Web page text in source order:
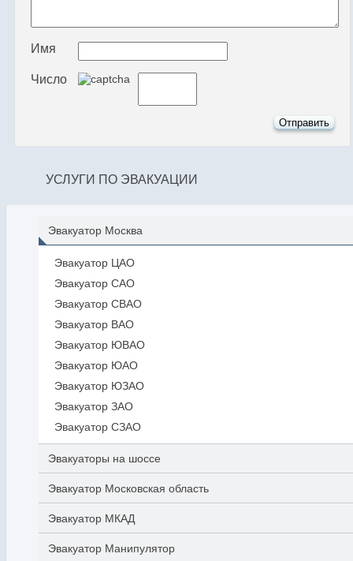
Имя
Число
УСЛУГИ ПО ЭВАКУАЦИИ
Эвакуатор Москва
Эвакуатор ЦАО
Эвакуатор САО
Эвакуатор СВАО
Эвакуатор ВАО
Эвакуатор ЮВАО
Эвакуатор ЮАО
Эвакуатор ЮЗАО
Эвакуатор ЗАО
Эвакуатор СЗАО
Эвакуаторы на шоссе
Эвакуатор Московская область
Эвакуатор МКАД
Эвакуатор Манипулятор